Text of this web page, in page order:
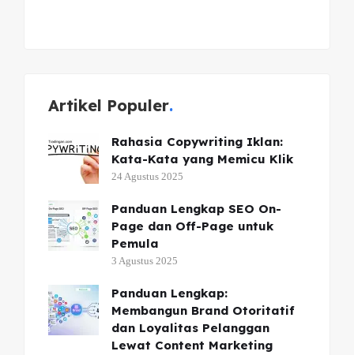
Artikel Populer
Rahasia Copywriting Iklan:
Kata-Kata yang Memicu Klik
24 Agustus 2025
Panduan Lengkap SEO On-
Page dan Off-Page untuk
Pemula
3 Agustus 2025
Panduan Lengkap:
Membangun Brand Otoritatif
dan Loyalitas Pelanggan
Lewat Content Marketing